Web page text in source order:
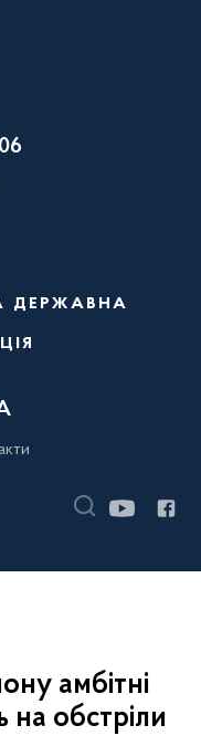
державна
амбітні
на обстріли